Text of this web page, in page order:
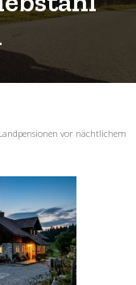
vor nächtlichem